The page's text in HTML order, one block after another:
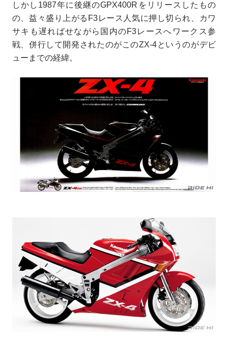
しかし1987年に後継のGPX400Rをリリースしたもの
の、益々盛り上がるF3レース人気に押し切られ、カワ
サキも遅ればせながら国内のF3レースへワークス参
戦、併行して開発されたのがこのZX-4というのがデビ
ューまでの経緯。